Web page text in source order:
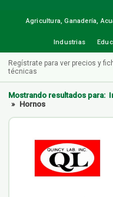
Agricultura, Ganadería,
Industrias
Regístrate para ver precios y
técnicas
Mostrando resultados para:
» Hornos